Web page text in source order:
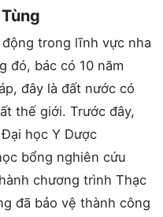
trong lĩnh vực nha
đó, bác có 10 năm
đây là đất nước có
thế giới. Trước đây,
học Y Dược
bổng nghiên cứu
chương trình Thạc
đã bảo vệ thành công